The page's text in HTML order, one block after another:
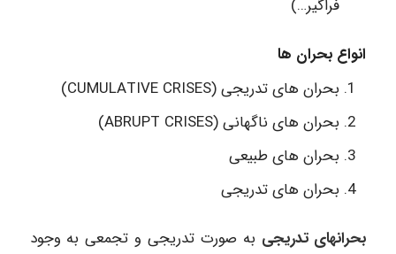
فراگیر…)
انواع بحران ها
بحران های تدریجی (CUMULATIVE CRISES)
بحران های ناگهانی (ABRUPT CRISES)
بحران های طبیعی
بحران های تدریجی
بحرانهای تدریجی به صورت تدریجی و تجمعی به وجود